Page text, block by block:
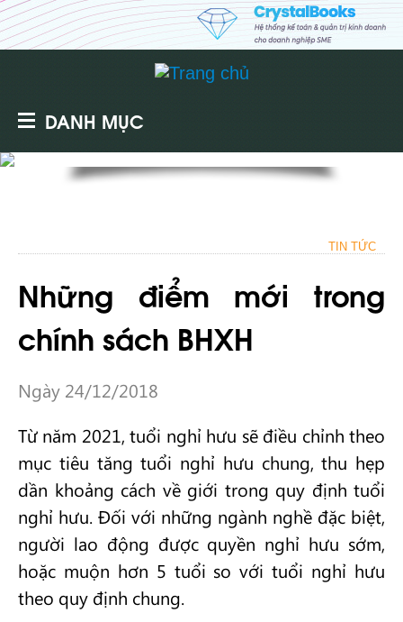
DANH MỤC
TIN TỨC
Những điểm mới trong
chính sách BHXH
Ngày 24/12/2018
Từ năm 2021, tuổi nghỉ hưu sẽ điều chỉnh theo
mục tiêu tăng tuổi nghỉ hưu chung, thu hẹp
dần khoảng cách về giới trong quy định tuổi
nghỉ hưu. Đối với những ngành nghề đặc biệt,
người lao động được quyền nghỉ hưu sớm,
hoặc muộn hơn 5 tuổi so với tuổi nghỉ hưu
theo quy định chung.